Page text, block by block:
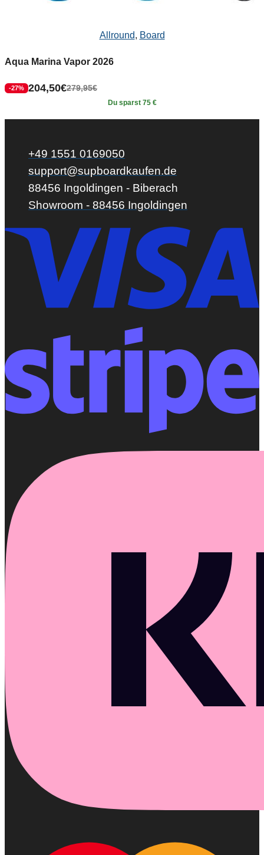
Allround, Board
Aqua Marina Vapor 2026
-27% 279,95€
204,50€
Du sparst 75 €
+49 1551 0169050
support@supboardkaufen.de
88456 Ingoldingen - Biberach
Showroom - 88456 Ingoldingen